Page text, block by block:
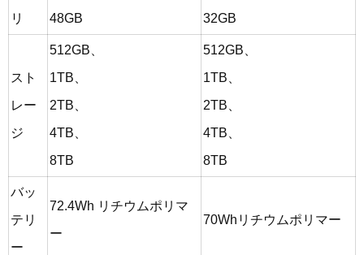
リ
48GB
32GB
スト
レー
ジ
512GB、
1TB、
2TB、
4TB、
8TB
512GB、
1TB、
2TB、
4TB、
8TB
バッ
テリ
ー
72.4Wh リチウムポリマ
ー
70Whリチウムポリマー